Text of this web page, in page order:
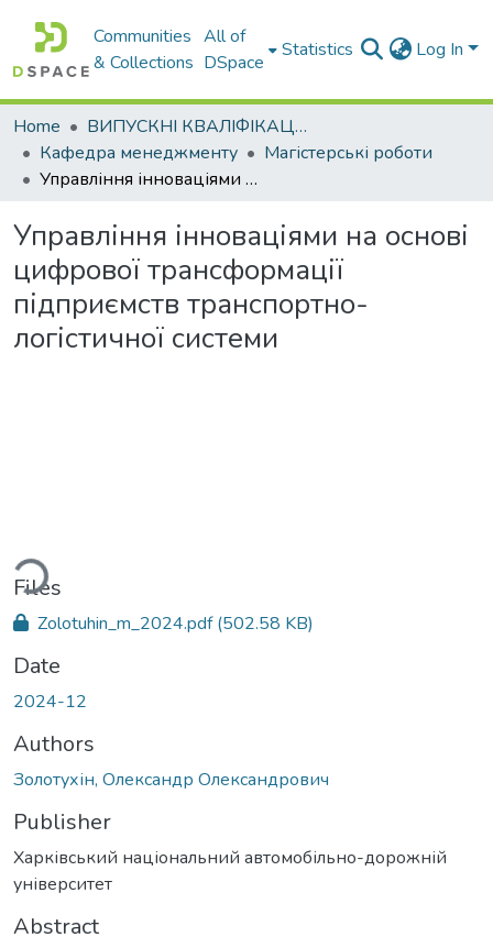
Communities
& Collections
All of
DSpace
Statistics Log In
Home
ВИПУСКНІ КВАЛІФІКАЦІЙНІ РОБОТИ
Кафедра менеджменту
Магістерські роботи
Управління інноваціями на основі цифрової трансформації підприємств транспортно-логістичної системи
Управління інноваціями на основі
цифрової трансформації
підприємств транспортно-
логістичної системи
Files
Zolotuhin_m_2024.pdf(502.58 KB)
Date
2024-12
Authors
Золотухін, Олександр Олександрович
Publisher
Харківський національний автомобільно-дорожній
університет
Abstract